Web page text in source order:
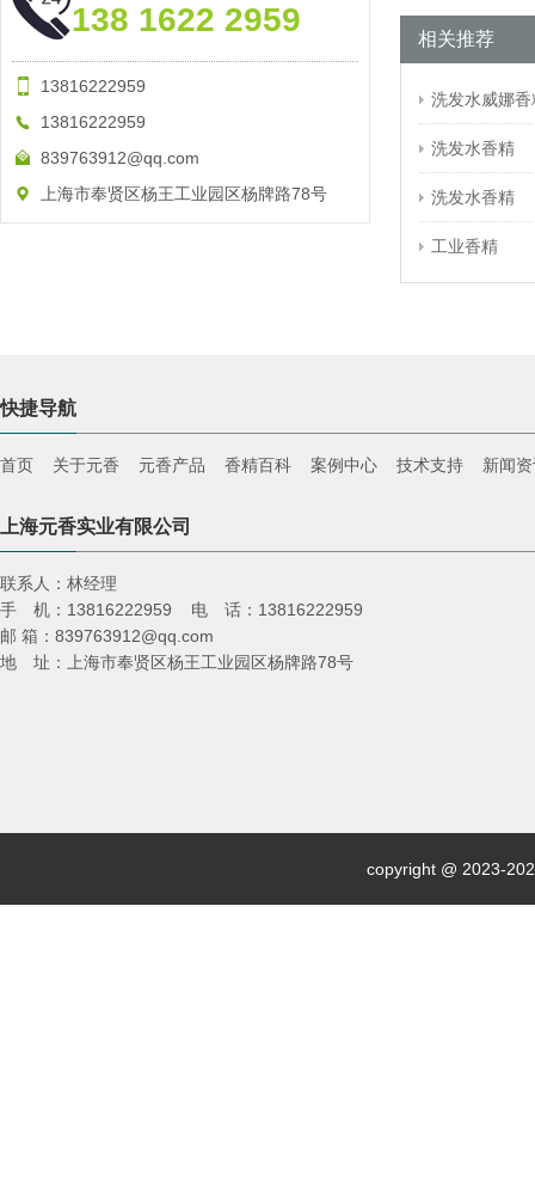
138 1622 2959
13816222959
13816222959
839763912@qq.com
上海市奉贤区杨王工业园区杨牌路78号
相关推荐
洗发水威娜香
洗发水香精
洗发水香精
工业香精
快捷导航
首页 关于元香 元香产品 香精百科 案例中心 技术支持 新闻
上海元香实业有限公司
联系人：林经理
手 机：13816222959 电 话：13816222959
邮 箱：839763912@qq.com
地 址：上海市奉贤区杨王工业园区杨牌路78号
copyright @ 2023-